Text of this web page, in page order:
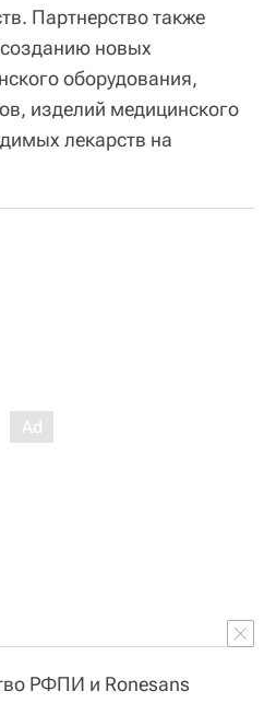
Партнерство также
созданию новых
оборудования,
изделий медицинского
лекарств на
РФПИ и Ronesans